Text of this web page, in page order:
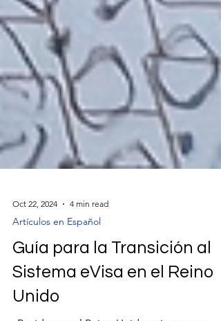
4 min read
Artículos en Español
Guía para la Transición al
Sistema eVisa en el Reino